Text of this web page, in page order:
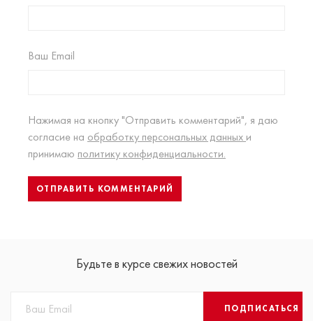
Ваш Email
Нажимая на кнопку "Отправить комментарий", я даю
согласие на обработку персональных данных и
принимаю политику конфиденциальности.
Будьте в курсе свежих новостей
ПОДПИСАТЬСЯ